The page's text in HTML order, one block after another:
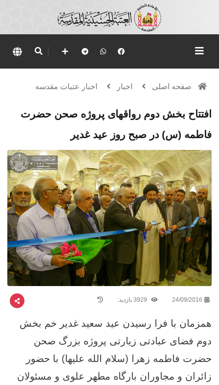
صفحه اصلی اخبار اخبار عتبات مقدسه
افتتاح بخش دوم رواقهای پروژه صحن حضرت
فاطمه (س) در صبح روز عید غدیر
24/09/2016
همزمان با فرا رسیدن عید سعید غدیر خم بخش
دوم فضای عبادتی زیارتی پروژه بزرگ صحن
حضرت فاطمه زهرا (سلام الله عليها) با حضور
زائران و مجاوران بارگاه مطهر علوی و مسئولان